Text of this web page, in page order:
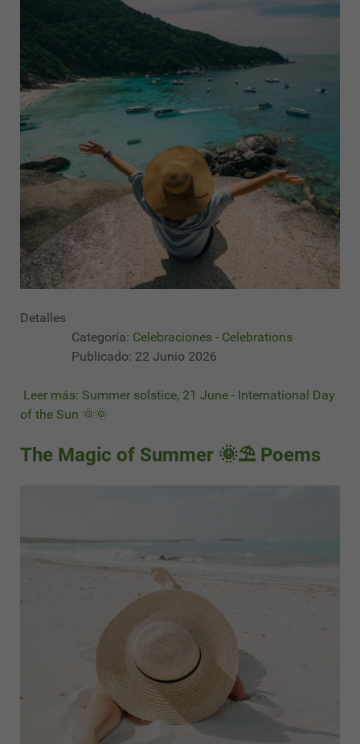
Detalles
Categoría: Celebraciones - Celebrations
Publicado: 22 Junio 2026
Leer más: Summer solstice, 21 June - International Day
of the Sun 🌞🌞
The Magic of Summer 🌞⛱ Poems